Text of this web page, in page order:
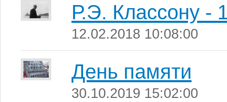
Р.Э. Классону -
12.02.2018 10:08:00
День памяти
30.10.2019 15:02:00